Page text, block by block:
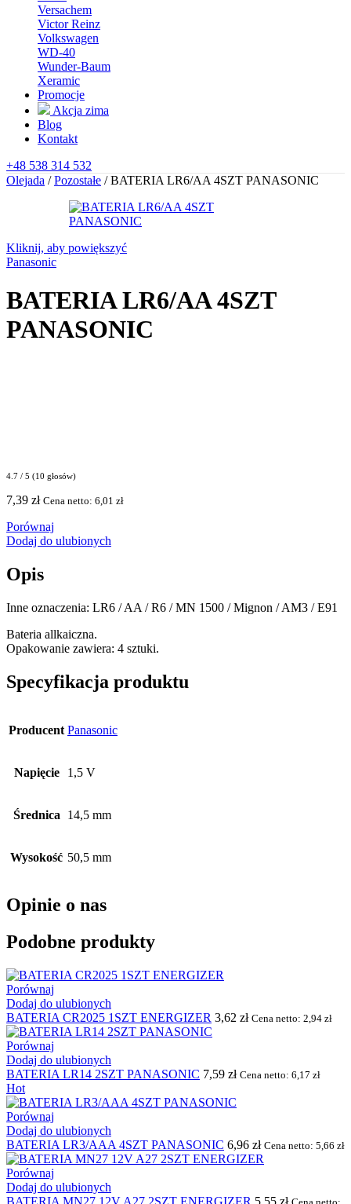
Versachem
Victor Reinz
Volkswagen
WD-40
Wunder-Baum
Xeramic
Promocje
Akcja zima
Blog
Kontakt
+48 538 314 532
Olejada /Pozostałe /BATERIA LR6/AA 4SZT PANASONIC
Kliknij, aby powiększyć
Panasonic
BATERIA LR6/AA 4SZT
PANASONIC
4.7 / 5 (10 głosów)
7,39 zł Cena netto: 6,01 zł
Porównaj
Dodaj do ulubionych
Opis
Inne oznaczenia: LR6 / AA / R6 / MN 1500 / Mignon / AM3 / E91
Bateria allkaiczna.
Opakowanie zawiera: 4 sztuki.
Specyfikacja produktu
Producent Panasonic
Napięcie 1,5 V
Średnica 14,5 mm
Wysokość 50,5 mm
Opinie o nas
Podobne produkty
Porównaj
Dodaj do ulubionych
BATERIA CR2025 1SZT ENERGIZER 3,62 zł Cena netto: 2,94 zł
Porównaj
Dodaj do ulubionych
BATERIA LR14 2SZT PANASONIC 7,59 zł Cena netto: 6,17 zł
Hot
Porównaj
Dodaj do ulubionych
BATERIA LR3/AAA 4SZT PANASONIC 6,96 zł Cena netto: 5,66 zł
Porównaj
Dodaj do ulubionych